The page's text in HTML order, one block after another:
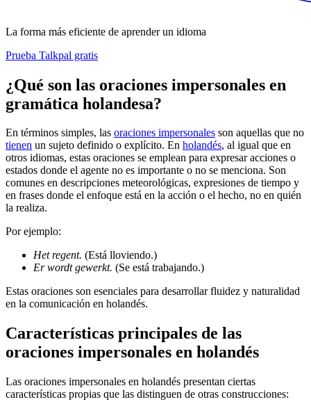
La forma más eficiente de aprender un idioma
Prueba Talkpal gratis
¿Qué son las oraciones impersonales en
gramática holandesa?
En términos simples, las oraciones impersonales son aquellas que no
tienen un sujeto definido o explícito. En holandés, al igual que en
otros idiomas, estas oraciones se emplean para expresar acciones o
estados donde el agente no es importante o no se menciona. Son
comunes en descripciones meteorológicas, expresiones de tiempo y
en frases donde el enfoque está en la acción o el hecho, no en quién
la realiza.
Por ejemplo:
Het regent. (Está lloviendo.)
Er wordt gewerkt. (Se está trabajando.)
Estas oraciones son esenciales para desarrollar fluidez y naturalidad
en la comunicación en holandés.
Características principales de las
oraciones impersonales en holandés
Las oraciones impersonales en holandés presentan ciertas
características propias que las distinguen de otras construcciones: